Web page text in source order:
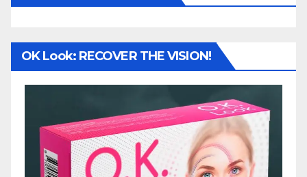
OK Look: RECOVER THE VISION!